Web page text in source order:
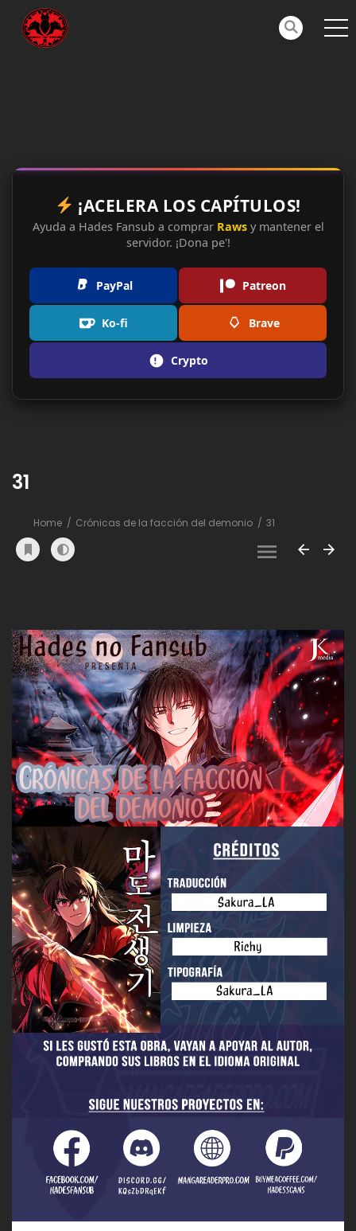
¡ACELERA LOS CAPÍTULOS!
Ayuda a Hades Fansub a comprar Rawsy mantener el
servidor. ¡Dona pe'!
PayPal Patreon
Ko-fi Brave
Crypto
31
Home Crónicas de la facción del demonio 31